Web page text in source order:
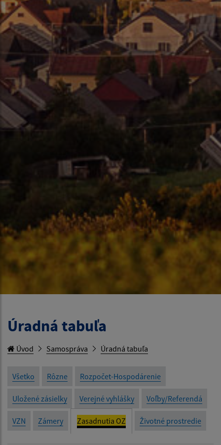
Úradná tabuľa
Úvod Samospráva Úradná tabuľa
Všetko Rôzne Rozpočet-Hospodárenie
Uložené zásielky Verejné vyhlášky Voľby/Referendá
VZN Zámery Zasadnutia OZ Životné prostredie